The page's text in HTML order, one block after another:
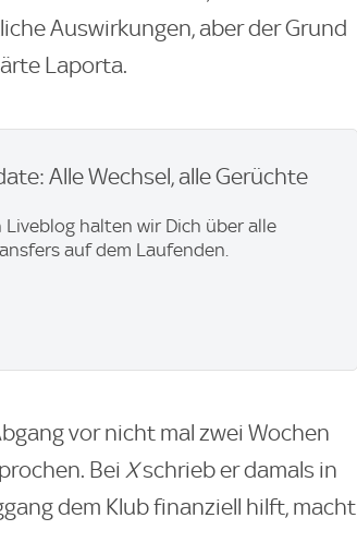
Auswirkungen, aber der Grund
Laporta.
Alle Wechsel, alle Gerüchte
halten wir Dich über alle
auf dem Laufenden.
vor nicht mal zwei Wochen
Bei Xschrieb er damals in
dem Klub finanziell hilft, macht